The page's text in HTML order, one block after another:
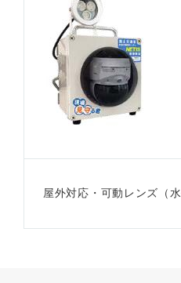
屋外対応・可動レンズ（